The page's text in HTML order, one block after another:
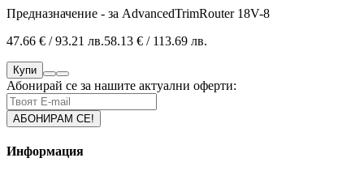
Предназначение - за AdvancedTrimRouter 18V-8
47.66 € / 93.21 лв.58.13 € / 113.69 лв.
Купи
Абонирай се за нашите актуални оферти:
Информация